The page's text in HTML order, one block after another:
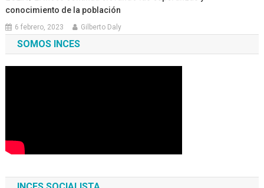
conocimiento de la población
6 febrero, 2023 Gilberto Daly
SOMOS INCES